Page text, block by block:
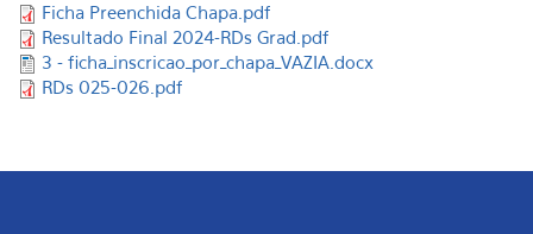
Ficha Preenchida Chapa.pdf
Resultado Final 2024-RDs Grad.pdf
3 - ficha_inscricao_por_chapa_VAZIA.docx
RDs 025-026.pdf